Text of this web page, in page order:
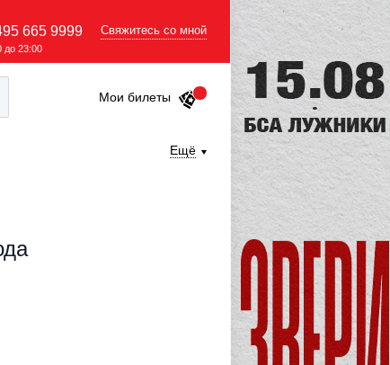
665 9999
до 23:00
Свяжитесь со мной
Мои билеты
Ещё